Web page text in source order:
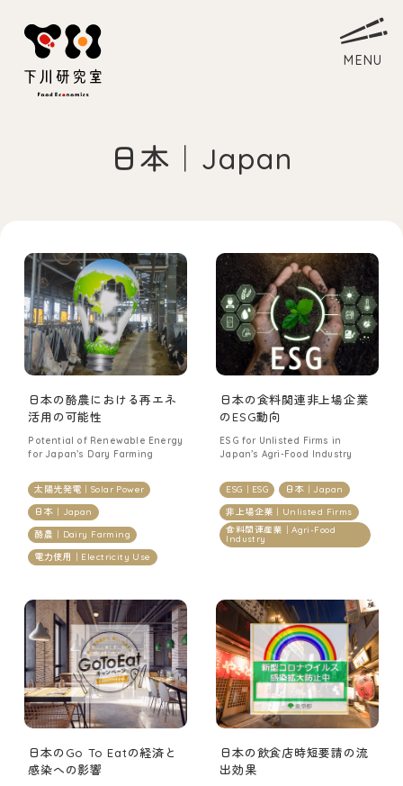
研究室について About
教員略歴 Myself
下川ゼミ Laboratory
アクセス Access
研究
研究概要 Overview
プロジェクト Projects
研究業績 Publications
日本｜Japan
日本の酪農における再エネ
活用の可能性
Potential of Renewable Energy
for Japan’s Dary Farming
太陽光発電｜Solar Power
日本｜Japan
酪農｜Dairy Farming
電力使用｜Electricity Use
日本の食料関連非上場企業
のESG動向
ESG for Unlisted Firms in
Japan’s Agri-Food Industry
ESG｜ESG
日本｜Japan
非上場企業｜Unlisted Firms
食料関連産業｜Agri-Food
Industry
日本のGo To Eatの経済と
感染への影響
日本の飲食店時短要請の流
出効果